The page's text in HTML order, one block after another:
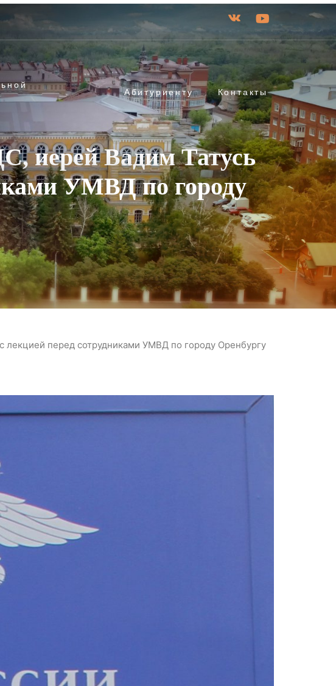
Абитуриенту Контакты
иерей Вадим Татусь
УМВД по городу
перед сотрудниками УМВД по городу Оренбургу